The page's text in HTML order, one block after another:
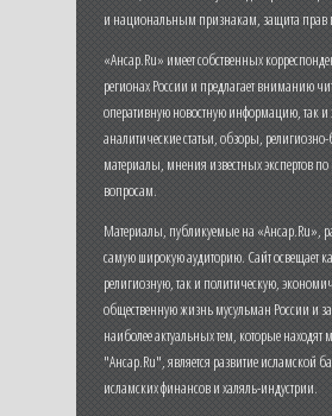
и национальным признакам, защита прав
«Ансар.Ru» имеет собственных
регионах России и предлагает вниманию
оперативную новостную информацию, так
аналитические статьи, обзоры, религиозно-
материалы, мнения известных экспертов
вопросам.
Материалы, публикуемые на «Ансар.Ru»,
самую широкую аудиторию. Сайт освещает
религиозную, так и политическую,
общественную жизнь мусульман России и
наиболее актуальных тем, которые находят
"Ансар.Ru", является развитие исламской
исламских финансов и халяль-индустрии.